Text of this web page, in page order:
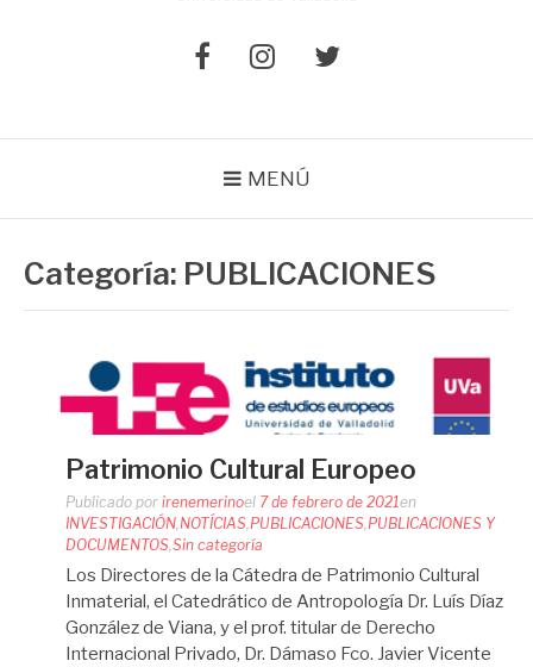
ElementoElementoElemento
MENÚ
Categoría: PUBLICACIONES
Patrimonio Cultural Europeo
Publicado por irenemerinoel 7 de febrero de 2021en
INVESTIGACIÓN,NOTÍCIAS,PUBLICACIONES,PUBLICACIONES Y
DOCUMENTOS,Sin categoría
Los Directores de la Cátedra de Patrimonio Cultural
Inmaterial, el Catedrático de Antropología Dr. Luís Díaz
González de Viana, y el prof. titular de Derecho
Internacional Privado, Dr. Dámaso Fco. Javier Vicente